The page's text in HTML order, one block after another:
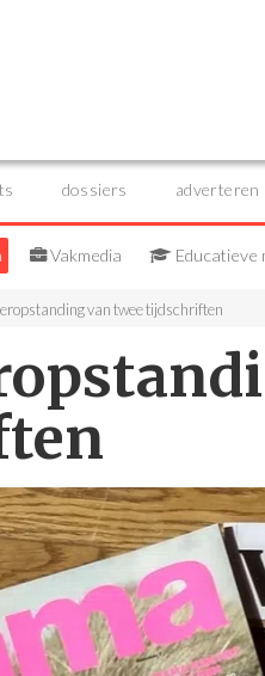
dossiers adverteren
Vakmedia Educatieve
van twee tijdschriften